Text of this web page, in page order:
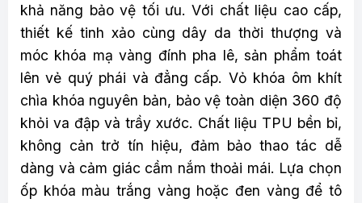
khả năng bảo vệ tối ưu. Với chất liệu cao cấp,
thiết kế tinh xảo cùng dây da thời thượng và
móc khóa mạ vàng đính pha lê, sản phẩm toát
lên vẻ quý phái và đẳng cấp. Vỏ khóa ôm khít
chìa khóa nguyên bản, bảo vệ toàn diện 360 độ
khỏi va đập và trầy xước. Chất liệu TPU bền bỉ,
không cản trở tín hiệu, đảm bảo thao tác dễ
dàng và cảm giác cầm nắm thoải mái. Lựa chọn
ốp khóa màu trắng vàng hoặc đen vàng để tô